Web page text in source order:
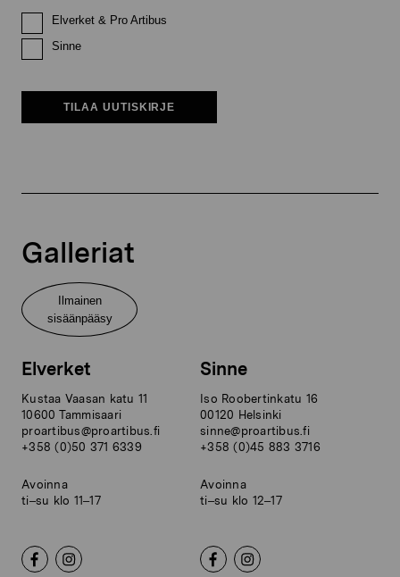
Elverket & Pro Artibus
Sinne
TILAA UUTISKIRJE
Galleriat
Ilmainen
sisäänpääsy
Elverket
Kustaa Vaasan katu 11
10600 Tammisaari
proartibus@proartibus.fi
+358 (0)50 371 6339
Avoinna
ti–su klo 11–17
Sinne
Iso Roobertinkatu 16
00120 Helsinki
sinne@proartibus.fi
+358 (0)45 883 3716
Avoinna
ti–su klo 12–17